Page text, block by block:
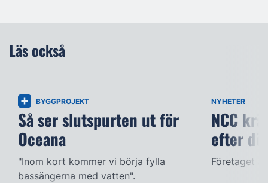
Läs också
BYGGPROJEKT
Så ser slutspurten ut för
Oceana
"Inom kort kommer vi börja fylla
bassängerna med vatten".
NYHETER
NCC
efter
Företaget